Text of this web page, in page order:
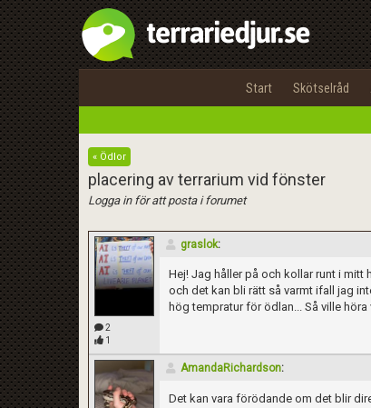
Start Skötselråd
« Ödlor
placering av terrarium vid fönster
Logga in för att posta i forumet
2
1
graslok:
Hej! Jag håller på och kollar runt i mitt
och det kan bli rätt så varmt ifall jag
hög tempratur för ödlan... Så ville
AmandaRichardson:
Det kan vara förödande om det blir